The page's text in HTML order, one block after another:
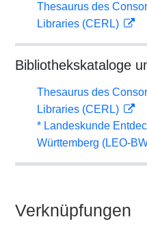
Thesaurus des
Libraries (CERL)
Bibliothekskataloge
Thesaurus des
Libraries (CERL)
* Landeskunde
Württemberg (LEO-
Verknüpfungen